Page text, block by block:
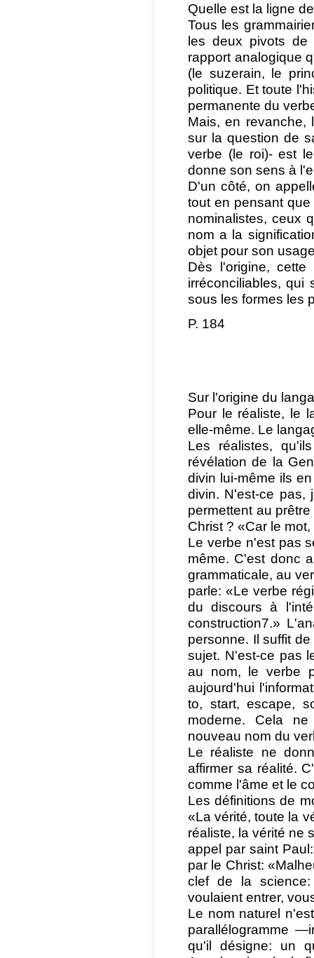
Quelle est la ligne
Tous les
les deux pivots de
rapport analogique
(le suzerain, le
politique. Et toute
permanente du
Mais, en revanche,
sur la question de
verbe (le roi)- est
donne son sens à
D'un côté, on
tout en pensant
nominalistes, ceux
nom a la
objet pour son
Dès l'origine,
irréconciliables, qui
sous les formes les
P. 184
Sur l'origine du
Pour le réaliste, le
elle-même. Le
Les réalistes,
révélation de la
divin lui-même ils
divin. N'est-ce pas,
permettent au
Christ ? «Car le
Le verbe n'est pas
même. C'est donc
grammaticale, au
parle: «Le verbe
du discours à
construction7.»
personne. Il suffit
sujet. N'est-ce pas
au nom, le verbe
aujourd'hui
to, start, escape,
moderne. Cela
nouveau nom du
Le réaliste ne
affirmer sa réalité.
comme l'âme et le
Les définitions de
«La vérité, toute la
réaliste, la vérité ne
appel par saint
par le Christ:
clef de la
voulaient entrer,
Le nom naturel
parallélogramme
qu'il désigne: un